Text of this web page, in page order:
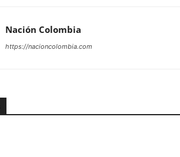
Nación Colombia
https://nacioncolombia.com